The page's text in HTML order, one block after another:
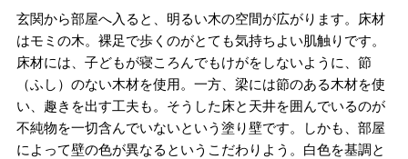
玄関から部屋へ入ると、明るい木の空間が広がります。床材
はモミの木。裸足で歩くのがとても気持ちよい肌触りです。
床材には、子どもが寝ころんでもけがをしないように、節
（ふし）のない木材を使用。一方、梁には節のある木材を使
い、趣きを出す工夫も。そうした床と天井を囲んでいるのが
不純物を一切含んでいないという塗り壁です。しかも、部屋
によって壁の色が異なるというこだわりよう。白色を基調と